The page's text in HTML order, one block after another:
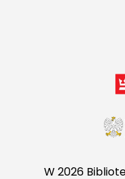
W 2026